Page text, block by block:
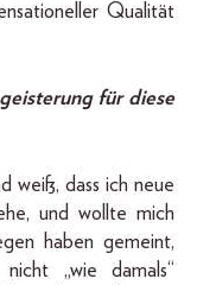
Qualität
für diese
weiß, dass ich neue
und wollte mich
haben gemeint,
„wie damals“